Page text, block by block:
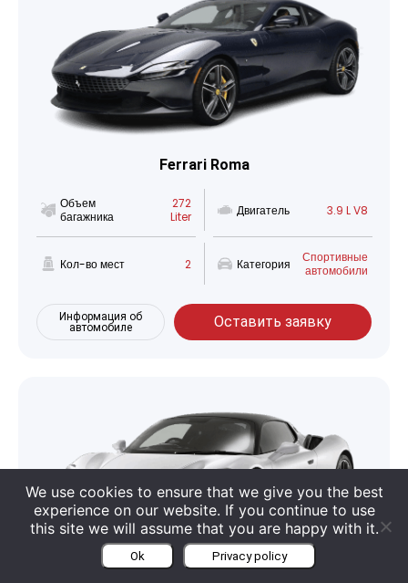
Ferrari Roma
Объем
багажника
272
Liter
Двигатель 3.9 L V8
Кол-во мест 2 Категория
Спортивные
автомобили
Информация об
автомобиле
Оставить заявку
We use cookies to ensure that we give you the best
experience on our website. If you continue to use
this site we will assume that you are happy with it.
Ok Privacy policy